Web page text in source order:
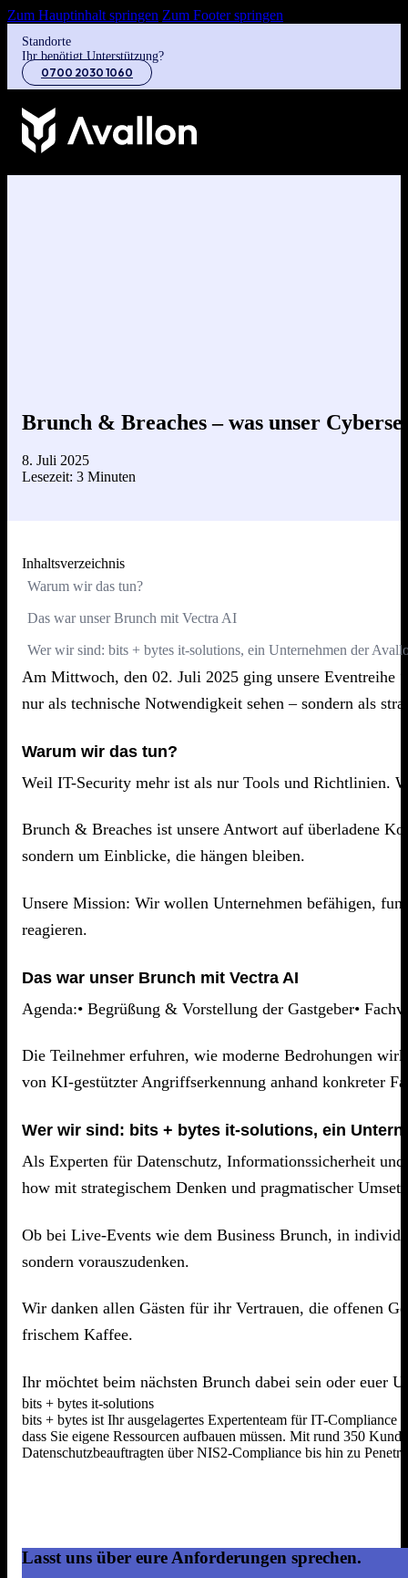
Zum Hauptinhalt springen Zum Footer springen
Standorte
Ihr benötigt Unterstützung?
0700 2030 1060
Brunch & Breaches – was unser
8. Juli 2025
Lesezeit: 3 Minuten
Inhaltsverzeichnis
Warum wir das tun?
Das war unser Brunch mit Vectra AI
Wer wir sind: bits + bytes it-solutions, ein Unternehmen der
Am Mittwoch, den 02. Juli 2025 ging unsere Eventreihe
nur als technische Notwendigkeit sehen – sondern als
Warum wir das tun?
Weil IT-Security mehr ist als nur Tools und Richtlinien.
Brunch & Breaches ist unsere Antwort auf überladene
sondern um Einblicke, die hängen bleiben.
Unsere Mission: Wir wollen Unternehmen befähigen,
reagieren.
Das war unser Brunch mit Vectra AI
Agenda:• Begrüßung & Vorstellung der Gastgeber•
Die Teilnehmer erfuhren, wie moderne Bedrohungen
von KI-gestützter Angriffserkennung anhand konkreter
Wer wir sind: bits + bytes it-solutions, ein
Als Experten für Datenschutz, Informationssicherheit
how mit strategischem Denken und pragmatischer
Ob bei Live-Events wie dem Business Brunch, in
sondern vorauszudenken.
Wir danken allen Gästen für ihr Vertrauen, die offenen
frischem Kaffee.
Ihr möchtet beim nächsten Brunch dabei sein oder euer
bits + bytes it-solutions
bits + bytes ist Ihr ausgelagertes Expertenteam für IT-
dass Sie eigene Ressourcen aufbauen müssen. Mit rund 350
Datenschutzbeauftragten über NIS2-Compliance bis hin zu
Lasst uns über eure Anforderungen sprechen.